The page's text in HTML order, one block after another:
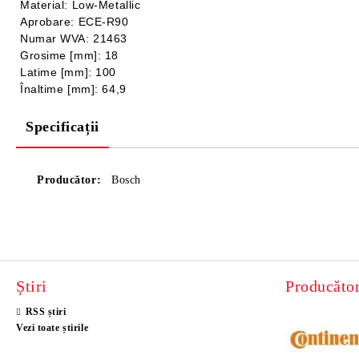
Material: Low-Metallic
Aprobare: ECE-R90
Numar WVA: 21463
Grosime [mm]: 18
Latime [mm]: 100
Înaltime [mm]: 64,9
Specificații
Producător: Bosch
Știri
RSS știri
Vezi toate știrile